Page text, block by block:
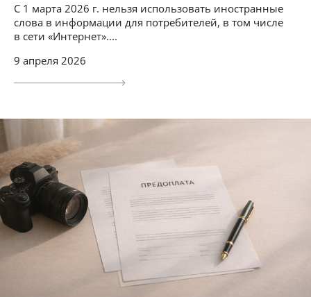
С 1 марта 2026 г. нельзя использовать иностранные
слова в информации для потребителей, в том числе
в сети «Интернет»....
9 апреля 2026